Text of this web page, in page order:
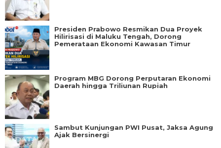
Presiden Prabowo Resmikan Dua Proyek
Hilirisasi di Maluku Tengah, Dorong
Pemerataan Ekonomi Kawasan Timur
Program MBG Dorong Perputaran Ekonomi
Daerah hingga Triliunan Rupiah
Sambut Kunjungan PWI Pusat, Jaksa Agung
Ajak Bersinergi